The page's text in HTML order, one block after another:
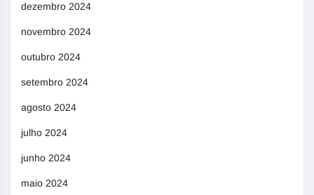
dezembro 2024
novembro 2024
outubro 2024
setembro 2024
agosto 2024
julho 2024
junho 2024
maio 2024